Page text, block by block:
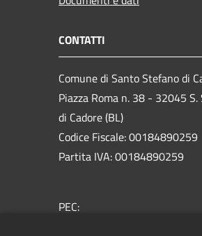
CONTATTI
Comune di Santo Stefano di
Piazza Roma n. 38 - 32045
di Cadore (BL)
Codice Fiscale: 00184890259
Partita IVA: 00184890259
PEC: